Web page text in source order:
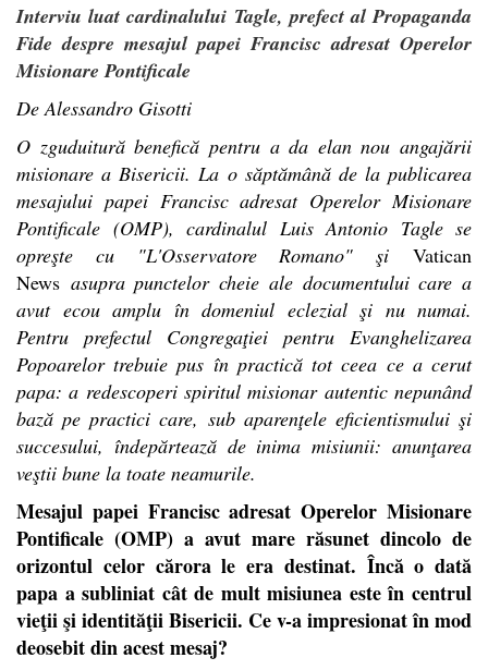
Interviu luat cardinalului Tagle, prefect al Propaganda
Fide despre mesajul papei Francisc adresat Operelor
Misionare Pontificale
De Alessandro Gisotti
O zguduitură benefică pentru a da elan nou angajării
misionare a Bisericii. La o săptămână de la publicarea
mesajului papei Francisc adresat Operelor Misionare
Pontificale (OMP), cardinalul Luis Antonio Tagle se
opreşte cu "L'Osservatore Romano" şi Vatican
News asupra punctelor cheie ale documentului care a
avut ecou amplu în domeniul eclezial şi nu numai.
Pentru prefectul Congregaţiei pentru Evanghelizarea
Popoarelor trebuie pus în practică tot ceea ce a cerut
papa: a redescoperi spiritul misionar autentic nepunând
bază pe practici care, sub aparenţele eficientismului şi
succesului, îndepărtează de inima misiunii: anunţarea
veştii bune la toate neamurile.
Mesajul papei Francisc adresat Operelor Misionare
Pontificale (OMP) a avut mare răsunet dincolo de
orizontul celor cărora le era destinat. Încă o dată
papa a subliniat cât de mult misiunea este în centrul
vieţii şi identităţii Bisericii. Ce v-a impresionat în mod
deosebit din acest mesaj?